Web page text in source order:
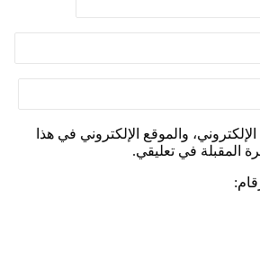
والموقع الإلكتروني في هذا
المقبلة في تعليقي.